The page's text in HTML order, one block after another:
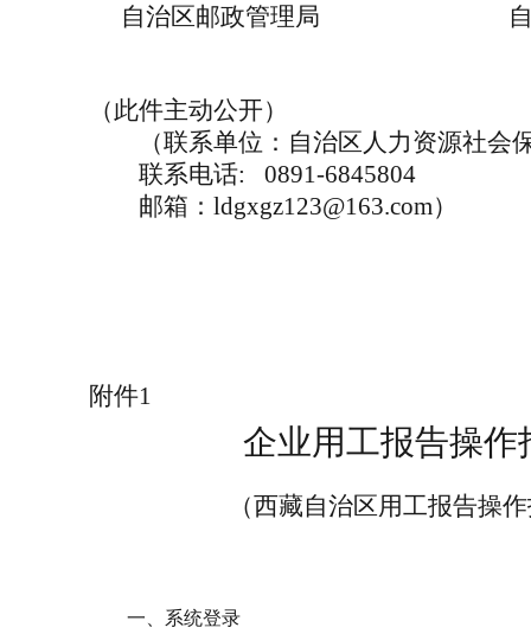
自治区邮政管理局
（此件主动公开）
（联系单位：自治区人力资源社会
联系电话: 0891-6845804
邮箱： ldgxgz123@163.com）
附件1
企业用工报告操作
（西藏自治区用工报告操
一、系统登录